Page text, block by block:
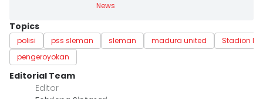
News
Topics
polisi pss sleman sleman madura united
Stadion
pengeroyokan
Editorial Team
Editor